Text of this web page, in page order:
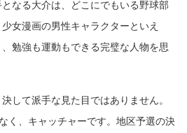
なる大介は、どこにでもいる野球部
女漫画の男性キャラクターといえ
勉強も運動もできる完璧な人物を思
して派手な見た目ではありません。
く、キャッチャーです。地区予選の決